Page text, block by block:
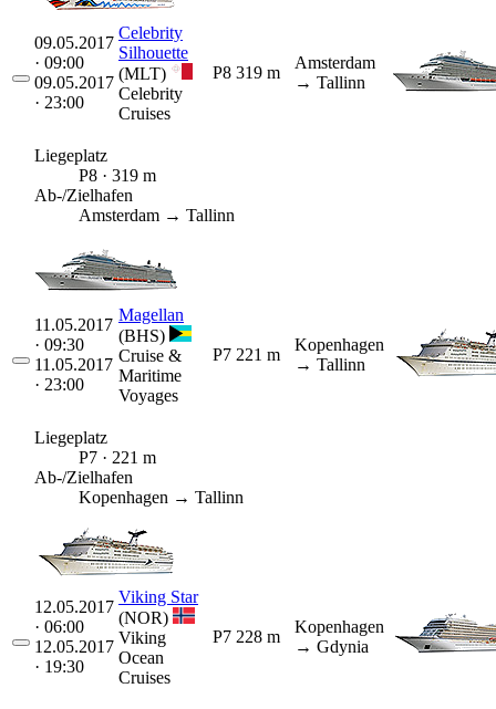
09.05.2017
· 09:00
09.05.2017
· 23:00
Celebrity
Silhouette
(MLT)
Celebrity
Cruises
P8 319 m
Amsterdam
→ Tallinn
Liegeplatz
P8 · 319 m
Ab-/Zielhafen
Amsterdam → Tallinn
11.05.2017
· 09:30
11.05.2017
· 23:00
Magellan
(BHS)
Cruise &
Maritime
Voyages
P7 221 m
Kopenhagen
→ Tallinn
Liegeplatz
P7 · 221 m
Ab-/Zielhafen
Kopenhagen → Tallinn
12.05.2017
· 06:00
12.05.2017
· 19:30
Viking Star
(NOR)
Viking
Ocean
Cruises
P7 228 m
Kopenhagen
→ Gdynia